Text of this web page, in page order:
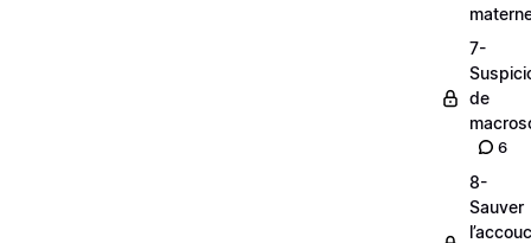
7-
de
6
8-
Sauver